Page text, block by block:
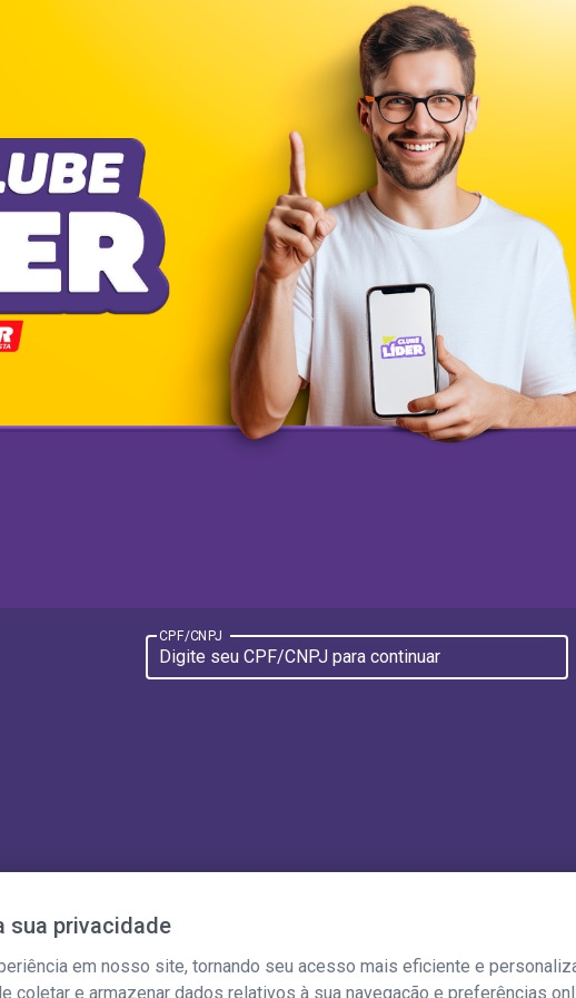
CPF/CNPJ
sua privacidade
em nosso site, tornando seu acesso mais eficiente e
coletar e armazenar dados relativos à sua navegação e preferências